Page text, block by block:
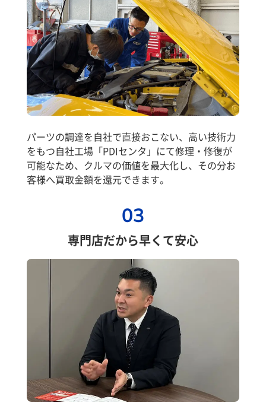
パーツの調達を自社で直接おこない、高い技術力
をもつ自社工場「PDIセンタ」にて修理・修復が
可能なため、クルマの価値を最大化し、その分お
客様へ買取金額を還元できます。
03
専門店だから早くて安心